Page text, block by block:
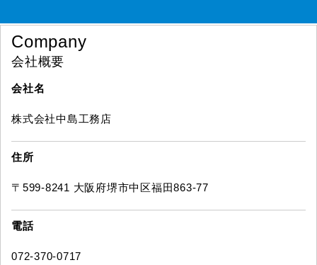
Company
会社概要
会社名
株式会社中島工務店
住所
〒599-8241 大阪府堺市中区福田863-77
電話
072-370-0717